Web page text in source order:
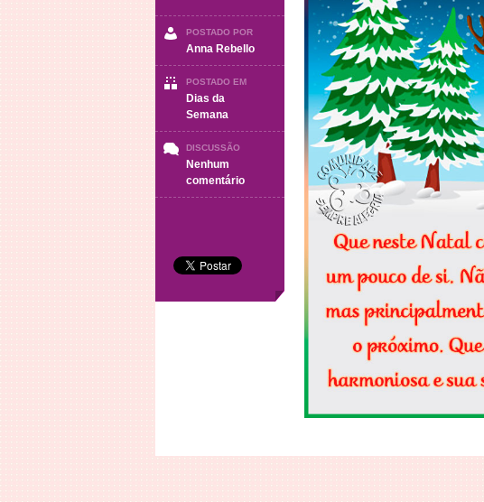
POSTADO POR
Anna Rebello
POSTADO EM
Dias da
Semana
DISCUSSÃO
Nenhum
comentárioem
Segunda-